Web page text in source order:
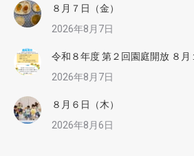
８月７日（金）
2026年8月7日
令和８年度 第２回園庭開放 ８月
2026年8月7日
８月６日（木）
2026年8月6日